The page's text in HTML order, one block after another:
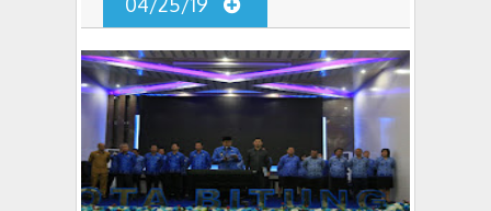
ADVETORIAL JONRU GANTIKAN MONO PIMPIN DPRD